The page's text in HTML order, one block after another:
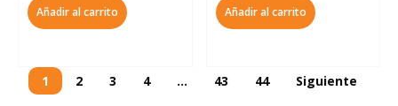
Añadir al carrito Añadir al carrito
1 2 3 4 … 43 44 Siguiente